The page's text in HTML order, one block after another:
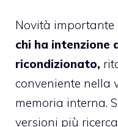
Novità
chi ha intenzione
ricondizionato,
conveniente nella
memoria interna.
versioni più